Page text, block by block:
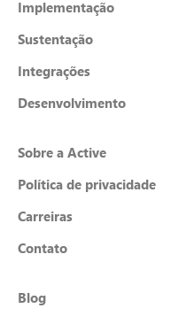
Implementação
Sustentação
Integrações
Desenvolvimento
Sobre a Active
Política de privacidade
Carreiras
Contato
Blog